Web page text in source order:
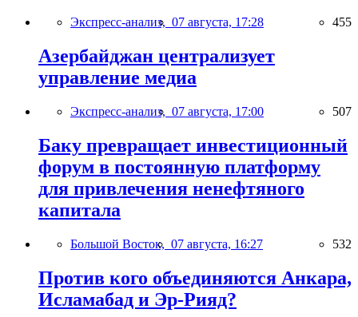
Экспресс-анализ, 07 августа, 17:28 455
Азербайджан централизует
управление медиа
Экспресс-анализ, 07 августа, 17:00 507
Баку превращает инвестиционный
форум в постоянную платформу
для привлечения ненефтяного
капитала
Большой Восток, 07 августа, 16:27 532
Против кого объединяются Анкара,
Исламабад и Эр-Рияд?